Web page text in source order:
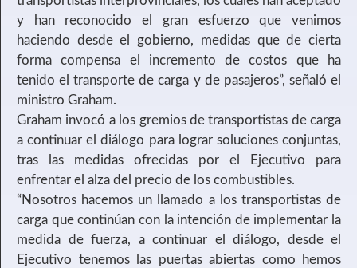
y han reconocido el gran esfuerzo que venimos
haciendo desde el gobierno, medidas que de cierta
forma compensa el incremento de costos que ha
tenido el transporte de carga y de pasajeros”, señaló el
ministro Graham.
Graham invocó a los gremios de transportistas de carga
a continuar el diálogo para lograr soluciones conjuntas,
tras las medidas ofrecidas por el Ejecutivo para
enfrentar el alza del precio de los combustibles.
“Nosotros hacemos un llamado a los transportistas de
carga que continúan con la intención de implementar la
medida de fuerza, a continuar el diálogo, desde el
Ejecutivo tenemos las puertas abiertas como hemos